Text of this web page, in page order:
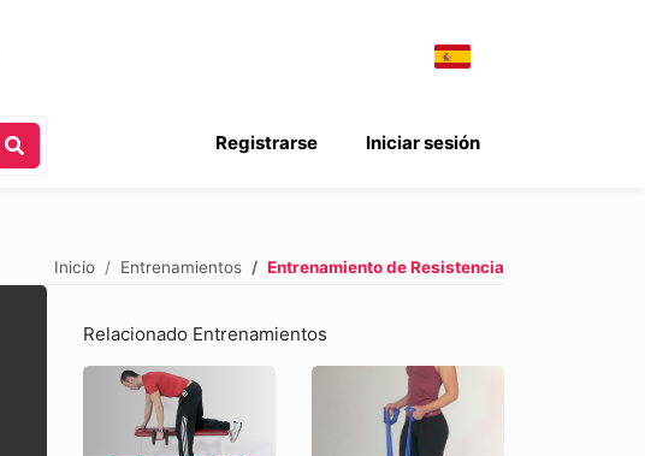
Iniciar sesión
Registrarse
Inicio Entrenamientos Entrenamiento de Resistencia
Relacionado Entrenamientos